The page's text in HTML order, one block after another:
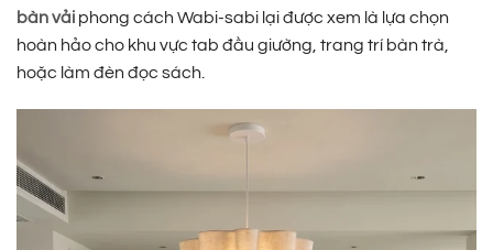
bàn vải phong cách Wabi-sabi lại được xem là lựa chọn
hoàn hảo cho khu vực tab đầu giường, trang trí bàn trà,
hoặc làm đèn đọc sách.